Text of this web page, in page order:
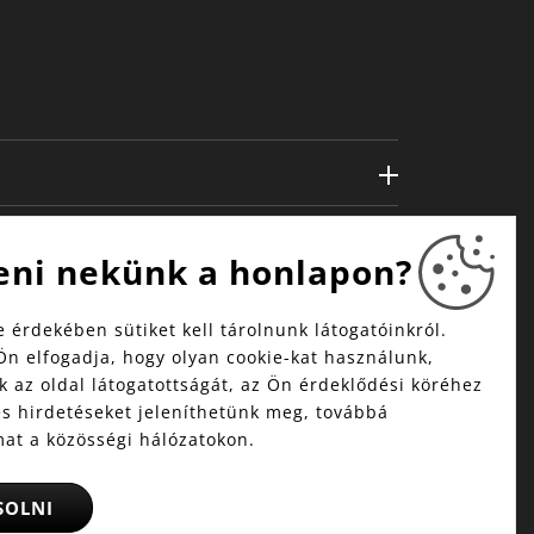
nekünk a honlapon?
érdekében sütiket kell tárolnunk látogatóinkról.
elfogadja, hogy olyan cookie-kat használunk,
az oldal látogatottságát, az Ön érdeklődési köréhez
hirdetéseket jeleníthetünk meg, továbbá
a közösségi hálózatokon.